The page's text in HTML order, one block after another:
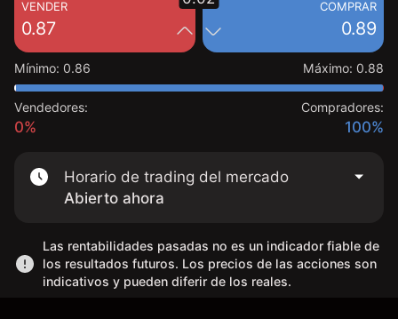
VENDER
0.87
COMPRAR
0.89
Mínimo: 0.86 Máximo: 0.88
Vendedores:
0%
Compradores:
100%
Horario de trading del mercado
Abierto ahora
Las rentabilidades pasadas no es un indicador fiable de
los resultados futuros. Los precios de las acciones son
indicativos y pueden diferir de los reales.